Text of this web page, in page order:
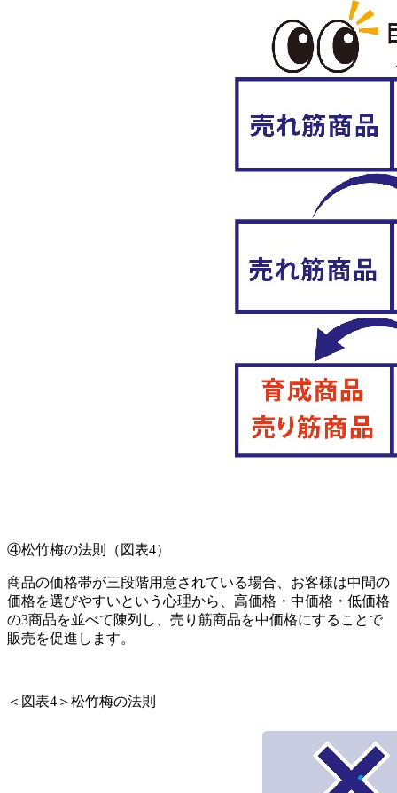
④松竹梅の法則 （図表4）
商品の価格帯が三段階用意されている場合、お客様は中間の
価格を選びやすいという心理から、高価格・中価格・低価格
の3商品を並べて陳列し、売り筋商品を中価格にすることで
販売を促進します。
＜図表4 ＞松竹梅の法則